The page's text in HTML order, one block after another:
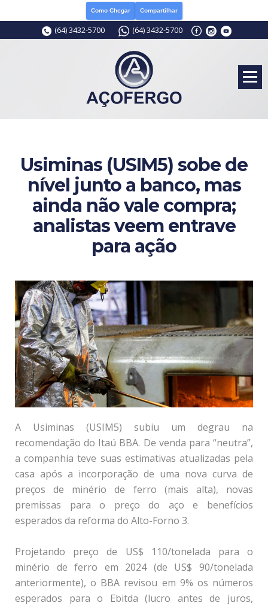
Como Chegar Compartilhar
(64) 3432-5700 (64) 3432-5700
Usiminas (USIM5) sobe de
nível junto a banco, mas
ainda não vale compra;
analistas veem entrave
para ação
A Usiminas (USIM5) subiu um degrau na
recomendação do Itaú BBA. De venda para “neutra”,
a companhia teve suas estimativas atualizadas pela
casa após a incorporação de uma nova curva de
preços de minério de ferro (mais alta), novas
premissas para o preço do aço e benefícios
esperados da reforma do Alto-Forno 3.
Projetando preço de US$ 110/tonelada para o
minério de ferro em 2024 (de US$ 90/tonelada
anteriormente), o BBA revisou em 9% os números
esperados para o Ebitda (lucro antes de juros,